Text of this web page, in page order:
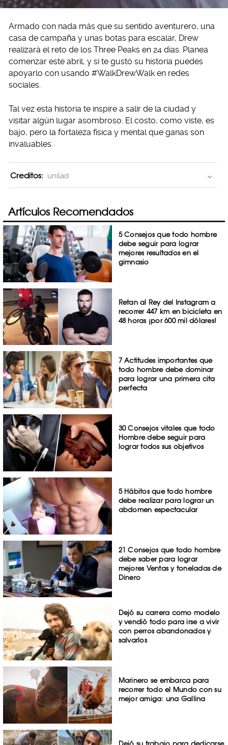
Armado con nada más que su sentido aventurero, una
casa de campaña y unas botas para escalar, Drew
realizará el reto de los Three Peaks en 24 días. Planea
comenzar este abril, y si te gustó su historia puedes
apoyarlo con usando #WalkDrewWalk en redes
sociales.
Tal vez esta historia te inspire a salir de la ciudad y
visitar algún lugar asombroso. El costo, como viste, es
bajo, pero la fortaleza física y mental que ganas son
invaluables.
Creditos: unilad
Artículos Recomendados
5 Consejos que todo hombre
debe seguir para lograr
mejores resultados en el
gimnasio
Retan al Rey del Instagram a
recorrer 447 km en bicicleta en
48 horas ¡por 600 mil dólares!
7 Actitudes importantes que
todo hombre debe dominar
para lograr una primera cita
perfecta
30 Consejos vitales que todo
Hombre debe seguir para
lograr todos sus objetivos
5 Hábitos que todo hombre
debe realizar para lograr un
abdomen espectacular
21 Consejos que todo hombre
debe saber para lograr
mejores Ventas y toneladas de
Dinero
Dejó su carrera como modelo
y vendió todo para irse a vivir
con perros abandonados y
salvarlos
Marinero se embarca para
recorrer todo el Mundo con su
mejor amiga: una Gallina